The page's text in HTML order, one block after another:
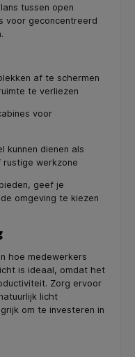
tussen open
voor geconcentreerd
af te schermen
te verliezen
voor
kunnen dienen als
werkzone
geef je
omgeving te kiezen
hoe medewerkers
is ideaal, omdat het
Zorg ervoor
licht
om te investeren in